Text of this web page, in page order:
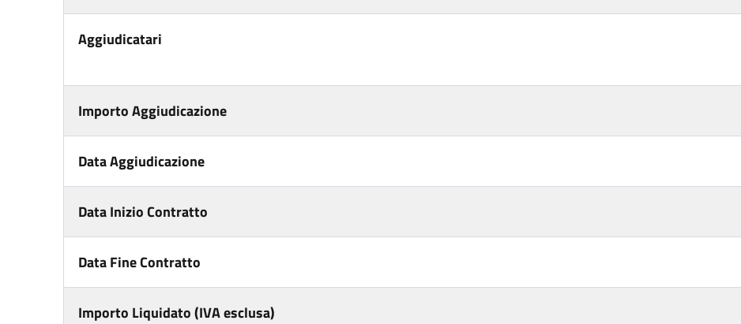
Aggiudicatari
Importo Aggiudicazione
Data Aggiudicazione
Data Inizio Contratto
Data Fine Contratto
Importo Liquidato (IVA esclusa)